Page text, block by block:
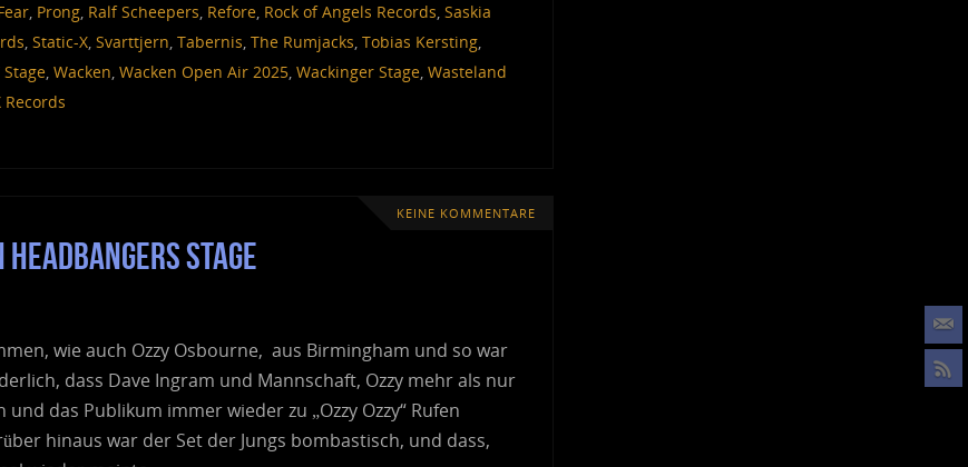
, Prong, Ralf Scheepers, Refore, Rock of Angels Records, Saskia
, Static-X, Svarttjern, Tabernis, The Rumjacks, Tobias Kersting,
Stage, Wacken, Wacken Open Air 2025, Wackinger Stage, Wasteland
Records
KEINE KOMMENTARE
Headbangers Stage
wie auch Ozzy Osbourne, aus Birmingham und so war
dass Dave Ingram und Mannschaft, Ozzy mehr als nur
das Publikum immer wieder zu „Ozzy Ozzy“ Rufen
hinaus war der Set der Jungs bombastisch, und dass,